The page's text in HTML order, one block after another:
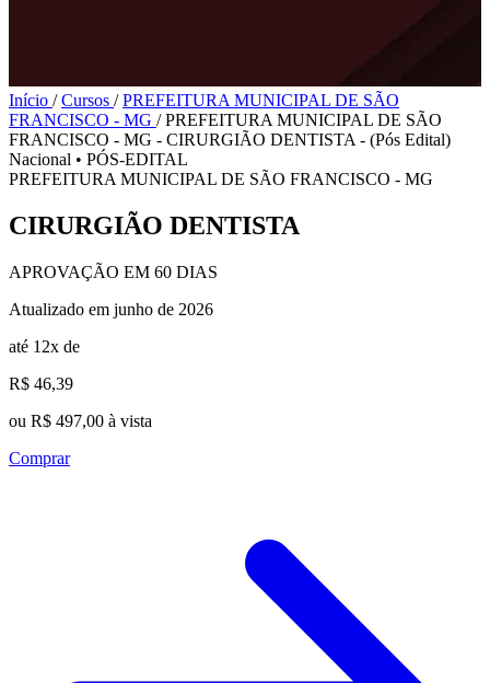
Início / Cursos / PREFEITURA MUNICIPAL DE SÃO
FRANCISCO - MG / PREFEITURA MUNICIPAL DE SÃO
FRANCISCO - MG - CIRURGIÃO DENTISTA - (Pós Edital)
Nacional • PÓS-EDITAL
PREFEITURA MUNICIPAL DE SÃO FRANCISCO - MG
CIRURGIÃO DENTISTA
APROVAÇÃO EM 60 DIAS
Atualizado em junho de 2026
até 12x de
R$ 46,39
ou R$ 497,00 à vista
Comprar